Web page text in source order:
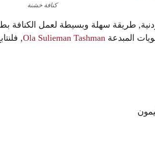
كنافة خشنة
طريقة سهلة وبسيطة لعمل الكنافة
المبدعة Ola Sulieman Tashman
,